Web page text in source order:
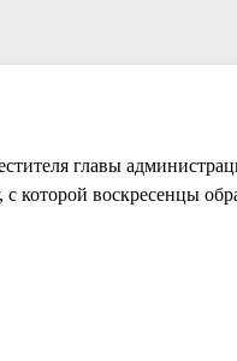
главы
которой воскресенцы